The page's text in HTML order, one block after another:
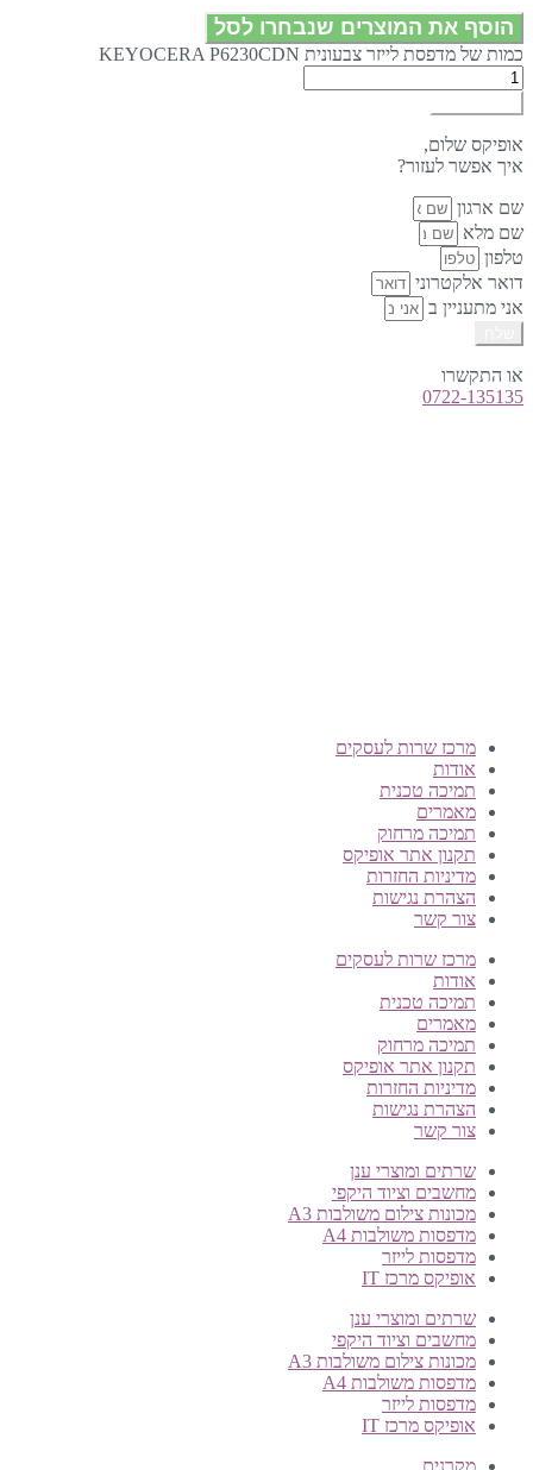
הוסף את המוצרים שנבחרו לסל
כמות של מדפסת לייזר צבעונית KEYOCERA P6230CDN
אופיקס שלום,
איך אפשר לעזור?
שם ארגון
שם מלא
טלפון
דואר אלקטרוני
אני מתעניין ב
או התקשרו
0722-135135
מרכז שרות לעסקים
אודות
תמיכה טכנית
מאמרים
תמיכה מרחוק
תקנון אתר אופיקס
מדיניות החזרות
הצהרת נגישות
צור קשר
מרכז שרות לעסקים
אודות
תמיכה טכנית
מאמרים
תמיכה מרחוק
תקנון אתר אופיקס
מדיניות החזרות
הצהרת נגישות
צור קשר
שרתים ומוצרי ענן
מחשבים וציוד היקפי
מכונות צילום משולבות A3
מדפסות משולבות A4
מדפסות לייזר
אופיקס מרכז IT
שרתים ומוצרי ענן
מחשבים וציוד היקפי
מכונות צילום משולבות A3
מדפסות משולבות A4
מדפסות לייזר
אופיקס מרכז IT